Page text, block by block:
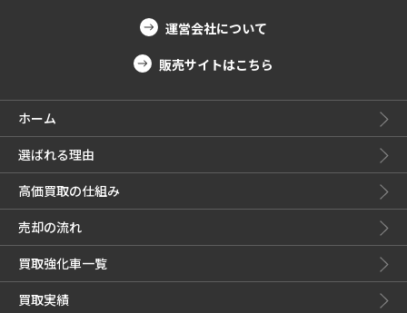
運営会社について
販売サイトはこちら
ホーム
選ばれる理由
高価買取の仕組み
売却の流れ
買取強化車一覧
買取実績